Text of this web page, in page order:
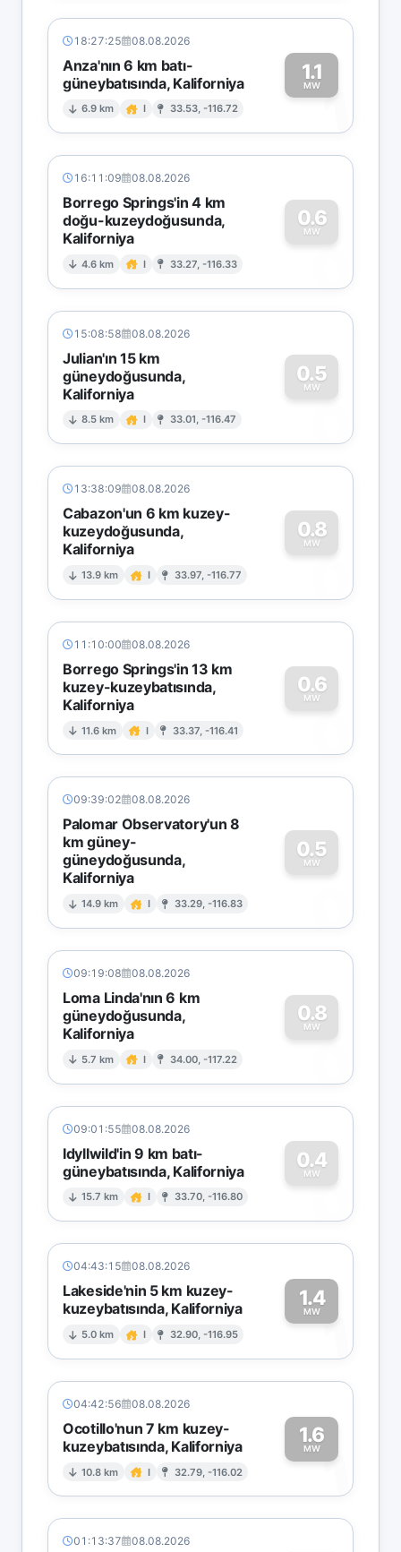
18:27:25 08.08.2026
Anza'nın 6 km batı-
güneybatısında, Kaliforniya
6.9 km I 33.53, -116.72
1.1
MW1
16:11:09 08.08.2026
Borrego Springs'in 4 km
doğu-kuzeydoğusunda,
Kaliforniya
4.6 km I 33.27, -116.33
0.6
MW
0
15:08:58 08.08.2026
Julian'ın 15 km
güneydoğusunda,
Kaliforniya
8.5 km I 33.01, -116.47
0.5
MW
0
13:38:09 08.08.2026
Cabazon'un 6 km kuzey-
kuzeydoğusunda,
Kaliforniya
13.9 km I 33.97, -116.77
0.8
MW
0
11:10:00 08.08.2026
Borrego Springs'in 13 km
kuzey-kuzeybatısında,
Kaliforniya
11.6 km I 33.37, -116.41
0.6
MW
0
09:39:02 08.08.2026
Palomar Observatory'un 8
km güney-
güneydoğusunda,
Kaliforniya
14.9 km I 33.29, -116.83
0.5
MW
0
09:19:08 08.08.2026
Loma Linda'nın 6 km
güneydoğusunda,
Kaliforniya
5.7 km I 34.00, -117.22
0.8
MW
0
09:01:55 08.08.2026
Idyllwild'in 9 km batı-
güneybatısında, Kaliforniya
15.7 km I 33.70, -116.80
0.4
MW
0
04:43:15 08.08.2026
Lakeside'nin 5 km kuzey-
kuzeybatısında, Kaliforniya
5.0 km I 32.90, -116.95
1.4
MW1
04:42:56 08.08.2026
Ocotillo'nun 7 km kuzey-
kuzeybatısında, Kaliforniya
10.8 km I 32.79, -116.02
1.6
MW1
01:13:37 08.08.2026